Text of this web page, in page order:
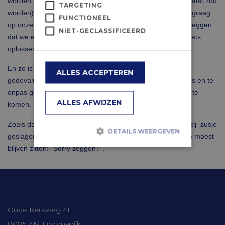
worden)! Sorry voor al die blunders bij het UWV; wij willen graag
op onze (directie)plekken blijven zitten, dus zullen we nu zeggen
dat we er spijt van hebben, hoewel we feitelijk helemaal niets
oplossen en gewoon doorgaan zoals we gewend waren.
En zo is een heel kostbaar woord binnen een halve eeuw
gedevalueerd naar een goedkoop excuuswoord, dat te pas en te
onpas gebruikt wordt om onder verantwoordelijkheden uit te
komen.
Zoals dat kleine jochie van amper drie jaar, dat (nadat hij zij zusje
geslagen had) voor straf op de onderste trede van de trap moest
blijven zitten: “Sorry zeggen?”.
Oude Kerkweg 41
TARGETING
FUNCTIONEEL
NIET-GECLASSIFICEERD
ALLES ACCEPTEREN
ALLES AFWIJZEN
DETAILS WEERGEVEN
Strikt noodzakelijke cookies maken de